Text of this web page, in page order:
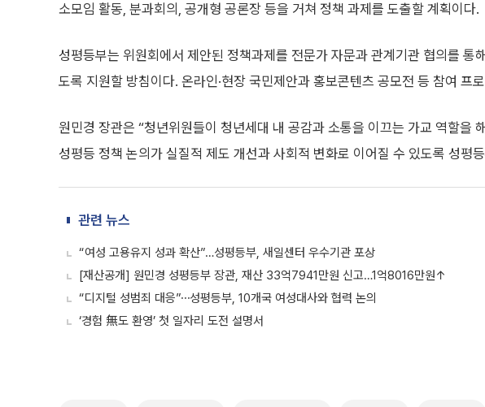
소모임 활동, 분과회의, 공개형 공론장 등을 거쳐 정책 과제를 도출할 계획이다.
성평등부는 위원회에서 제안된 정책과제를 전문가 자문과 관계기관 협의를 통
도록 지원할 방침이다. 온라인·현장 국민제안과 홍보콘텐츠 공모전 등 참여 프
원민경 장관은 “청년위원들이 청년세대 내 공감과 소통을 이끄는 가교 역할을
성평등 정책 논의가 실질적 제도 개선과 사회적 변화로 이어질 수 있도록 성평
관련 뉴스
“여성 고용유지 성과 확산”…성평등부, 새일센터 우수기관 포상
[재산공개] 원민경 성평등부 장관, 재산 33억7941만원 신고…1억8016만원↑
“디지털 성범죄 대응”⋯성평등부, 10개국 여성대사와 협력 논의
‘경험 無도 환영’ 첫 일자리 도전 설명서